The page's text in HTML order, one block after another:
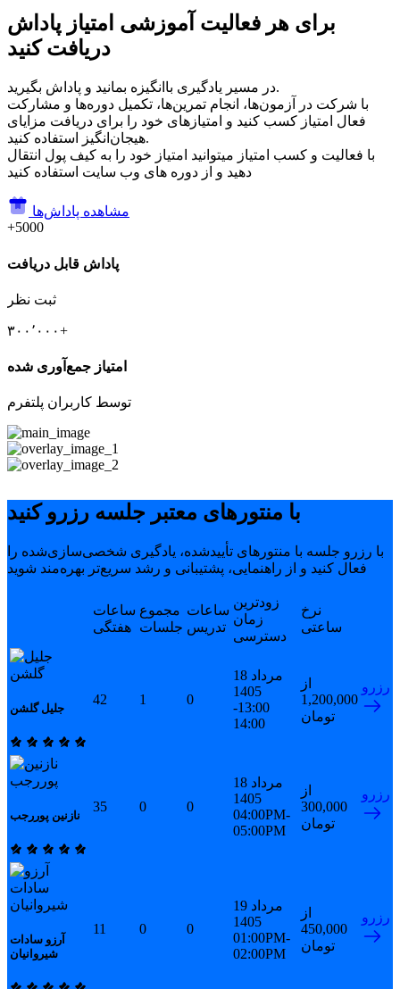
برای هر فعالیت آموزشی امتیاز پاداش
دریافت کنید
در مسیر یادگیری باانگیزه بمانید و پاداش بگیرید.
با شرکت در آزمون‌ها، انجام تمرین‌ها، تکمیل دوره‌ها و مشارکت
فعال امتیاز کسب کنید و امتیازهای خود را برای دریافت مزایای
هیجان‌انگیز استفاده کنید.
با فعالیت و کسب امتیاز میتوانید امتیاز خود را به کیف پول انتقال
دهید و از دوره های وب سایت استفاده کنید
مشاهده پاداش‌ها
+5000
پاداش قابل دریافت
ثبت نظر
۳۰۰٬۰۰۰+
امتیاز جمع‌آوری شده
توسط کاربران پلتفرم
با منتورهای معتبر جلسه رزرو کنید
با رزرو جلسه با منتورهای تأییدشده، یادگیری شخصی‌سازی‌شده را
فعال کنید و از راهنمایی، پشتیبانی و رشد سریع‌تر بهره‌مند شوید
ساعات
هفتگی
مجموع
جلسات
ساعات
تدریس
زودترین
زمان
دسترسی
نرخ
ساعتی
جلیل گلشن
42 1 0
18 مرداد
1405
13:00-
14:00
از
1,200,000
تومان
رزرو
نازنین پوررجب
35 0 0
18 مرداد
1405
04:00PM-
05:00PM
از
300,000
تومان
رزرو
آرزو سادات
شیروانیان
11 0 0
19 مرداد
1405
01:00PM-
02:00PM
از
450,000
تومان
رزرو